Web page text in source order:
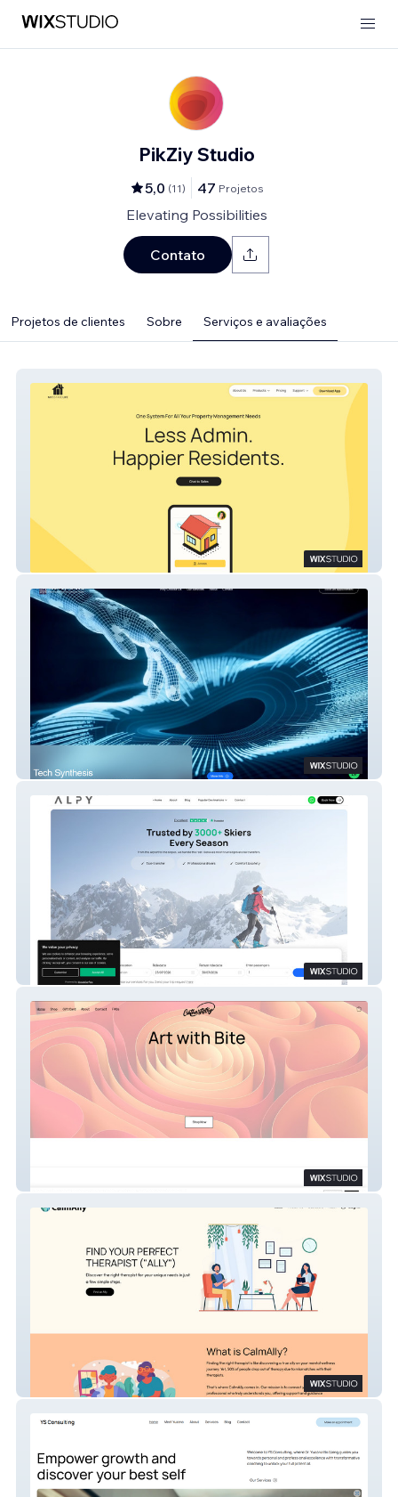
PikZiy Studio
5,0 (11) 47 Projetos
Elevating Possibilities
Contato
Projetos de clientes Sobre Serviços e avaliações
My Estate Life
Tech Synthesis
ALPY
CalmAlly New